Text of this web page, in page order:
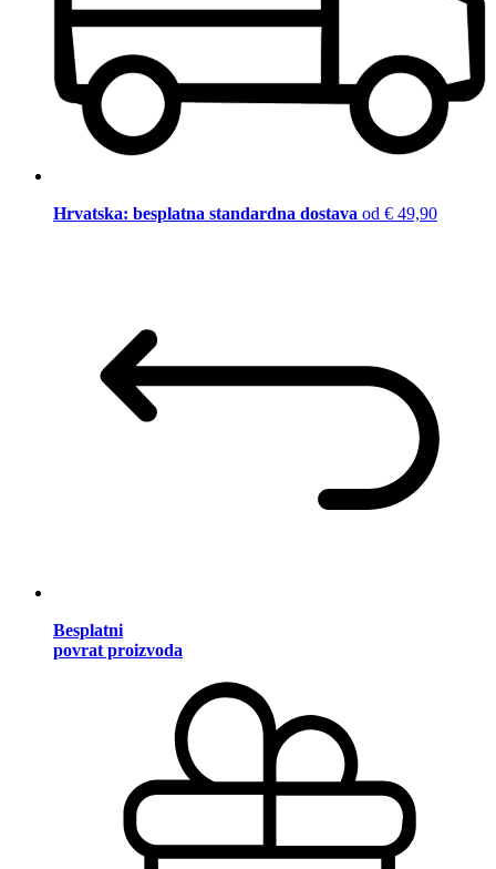
Hrvatska: besplatna standardna dostava od € 49,90
Besplatni
povrat proizvoda